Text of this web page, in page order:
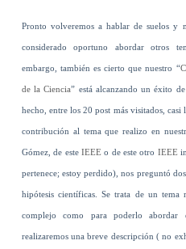
Pronto volveremos a hablar de suelos y
considerado oportuno abordar otros
embargo, también es cierto que nuestro “
de la Ciencia” está alcanzando un éxito
hecho, entre los 20 post más visitados, casi
contribución al tema que realizo en
Gómez, de este IEEE o de este otro IEEE
pertenece; estoy perdido), nos preguntó
hipótesis científicas. Se trata de un tema
complejo como para poderlo
realizaremos una breve descripción ( no